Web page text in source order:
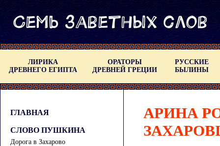
ЛИРИКА
ДРЕВНЕГО ЕГИПТА
ОРАТОРЫ
ДРЕВНЕЙ ГРЕЦИИ
РУССКИЕ
БЫЛИНЫ
ГЛАВНАЯ
СЛОВО ПУШКИНА
Дорога в Захарово
АРИНА